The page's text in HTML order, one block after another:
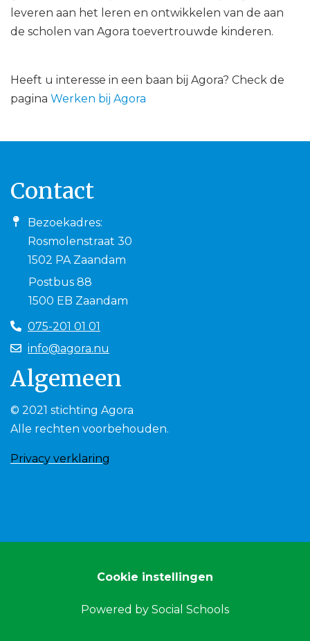
leveren aan het leren en ontwikkelen van de aan
de scholen van Agora toevertrouwde kinderen.
Heeft u interesse in een baan bij Agora? Check de
pagina Werken bij Agora
Contact
Bezoekadres:
Rosmolenstraat 30
1502 PA Zaandam
Postbus 88
1500 EB Zaandam
075-201 01 01
info@agora.nu
Algemeen
© 2021 stichting Agora
Alle rechten voorbehouden.
Privacy verklaring
Cookie instellingen
Powered by Social Schools